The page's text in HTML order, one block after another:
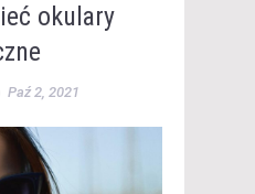
okulary
Paź 2, 2021